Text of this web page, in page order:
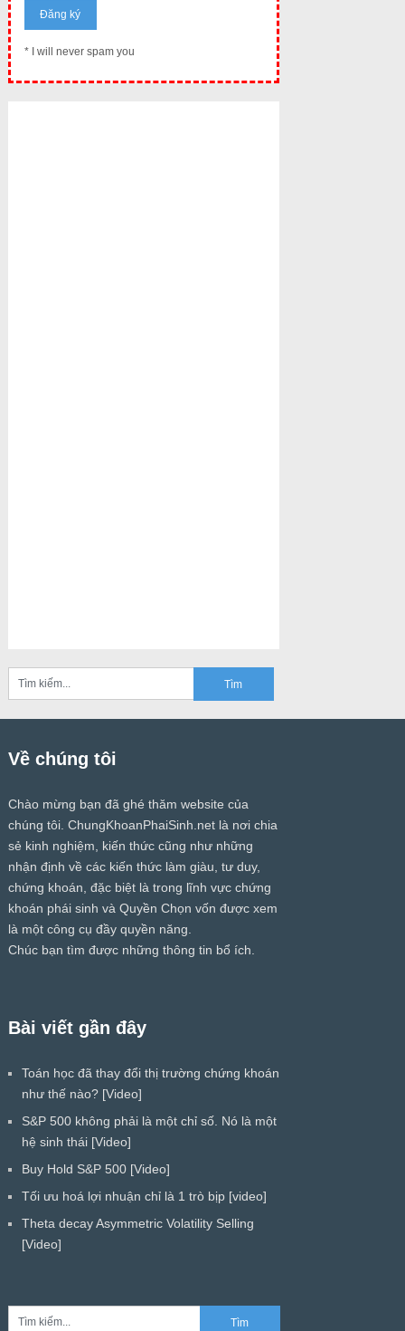
* I will never spam you
Về chúng tôi
Chào mừng bạn đã ghé thăm website của
chúng tôi. ChungKhoanPhaiSinh.netlà nơi chia
sẻ kinh nghiệm, kiến thức cũng như những
nhận định về các kiến thức làm giàu, tư duy,
chứng khoán, đặc biệt là trong lĩnh vực chứng
khoán phái sinh và Quyền Chọn vốn được xem
là một công cụ đầy quyền năng.
Chúc bạn tìm được những thông tin bổ ích.
Bài viết gần đây
Toán học đã thay đổi thị trường chứng khoán
như thế nào? [Video]
S&P 500 không phải là một chỉ số. Nó là một
hệ sinh thái [Video]
Buy Hold S&P 500 [Video]
Tối ưu hoá lợi nhuận chỉ là 1 trò bịp [video]
Theta decay Asymmetric Volatility Selling
[Video]